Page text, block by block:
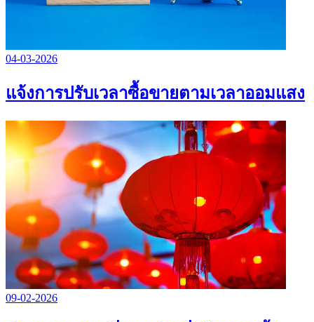
04-03-2026
แจ้งการปรับเวลาซื้อขายตามเวลาออมแสง
09-02-2026